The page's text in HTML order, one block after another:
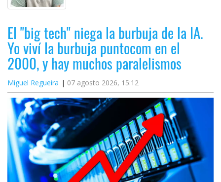
El "big tech" niega la burbuja de la IA.
Yo viví la burbuja puntocom en el
2000, y hay muchos paralelismos
Miguel Regueira 07 agosto 2026, 15:12